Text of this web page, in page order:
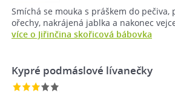
Smíchá se mouka s práškem do pečiva,
ořechy, nakrájená jablka a nakonec
více o Jiřinčina skořicová bábovka
Kypré podmáslové lívanečky